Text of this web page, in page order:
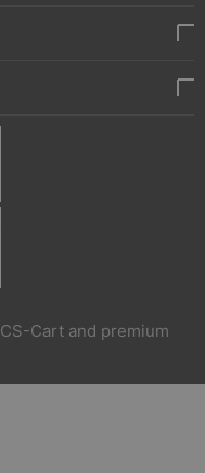
CS-Cart and premium